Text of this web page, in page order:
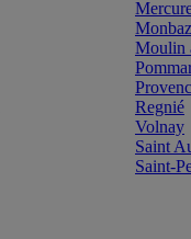
Moulin
Regnié
Volnay
Saint
Saint-